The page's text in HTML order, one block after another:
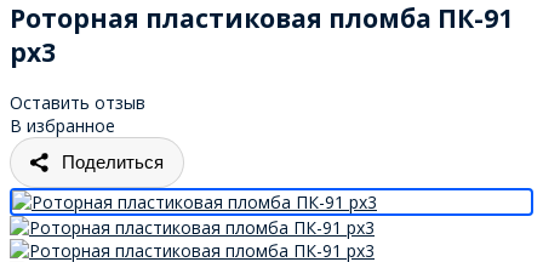
Роторная пластиковая пломба ПК-91
рх3
Оставить отзыв
В избранное
Поделиться